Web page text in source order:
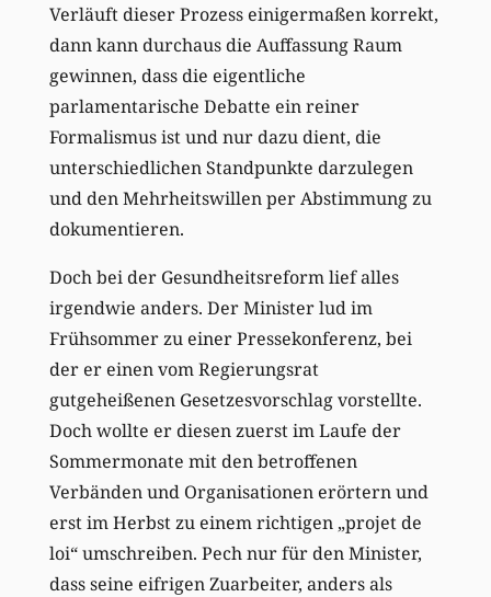
Verläuft dieser Prozess einigermaßen korrekt,
dann kann durchaus die Auffassung Raum
gewinnen, dass die eigentliche
parlamentarische Debatte ein reiner
Formalismus ist und nur dazu dient, die
unterschiedlichen Standpunkte darzulegen
und den Mehrheitswillen per Abstimmung zu
dokumentieren.
Doch bei der Gesundheitsreform lief alles
irgendwie anders. Der Minister lud im
Frühsommer zu einer Pressekonferenz, bei
der er einen vom Regierungsrat
gutgeheißenen Gesetzesvorschlag vorstellte.
Doch wollte er diesen zuerst im Laufe der
Sommermonate mit den betroffenen
Verbänden und Organisationen erörtern und
erst im Herbst zu einem richtigen „projet de
loi“ umschreiben. Pech nur für den Minister,
dass seine eifrigen Zuarbeiter, anders als